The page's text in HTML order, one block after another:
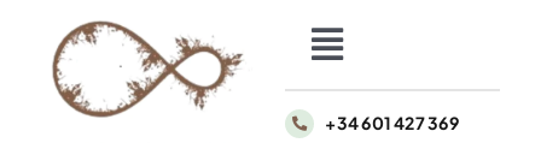
contenido
Toggle
Navigation
Inicio
+34 601 427 369